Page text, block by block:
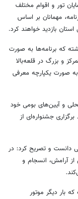
تور و اقوام مختلف
مهمانان بر اساس
بازدید خواهند کرد.
که برنامه‌ها به صورت
و بزرگ در قلعه‌بالا
صورت یکپارچه معرفی
و آیین‌های بومی خود
جشنواره‌ای از
دانست و تصریح کرد: در
از آرامش، انسجام و
بار دیگر موتور